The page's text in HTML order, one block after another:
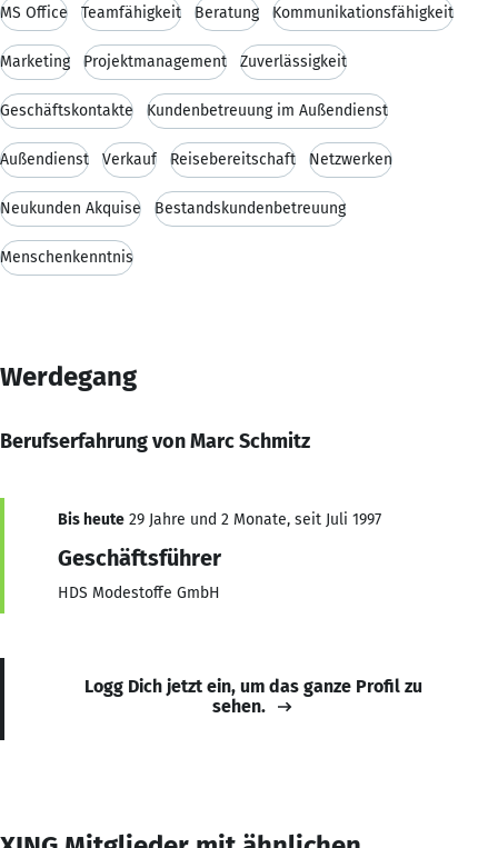
MS Office Teamfähigkeit Beratung Kommunikationsfähigkeit
Marketing Projektmanagement Zuverlässigkeit
Geschäftskontakte Kundenbetreuung im Außendienst
Außendienst Verkauf Reisebereitschaft Netzwerken
Neukunden Akquise Bestandskundenbetreuung
Menschenkenntnis
Werdegang
Berufserfahrung von Marc Schmitz
Bis heute 29 Jahre und 2 Monate, seit Juli 1997
Geschäftsführer
HDS Modestoffe GmbH
Logg Dich jetzt ein, um das ganze Profil zu
sehen.